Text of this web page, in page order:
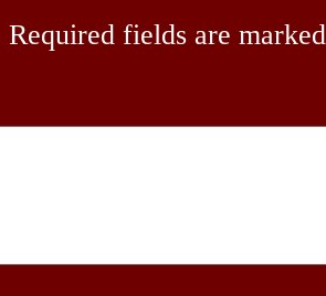
Required fields are marked